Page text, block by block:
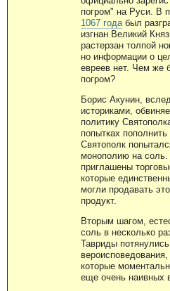
погром" на Руси. В
1067 года был
изгнан Великий
растерзан толпой
но информации о
евреев нет. Чем же
погром?
Борис Акунин,
историками,
политику
попытках
Святополк
монополию на
приглашены
которые
могли продавать
продукт.
Вторым шагом,
соль в несколько
Тавриды
которые
еще очень наивных